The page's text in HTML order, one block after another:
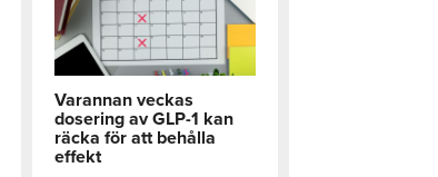
Varannan veckas
dosering av GLP-1 kan
räcka för att behålla
effekt